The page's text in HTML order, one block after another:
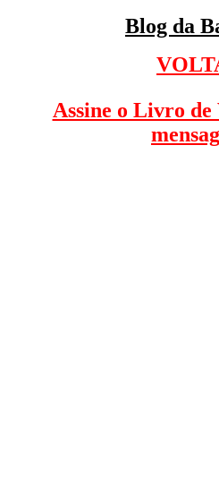
Blog da
Assine o Livro de